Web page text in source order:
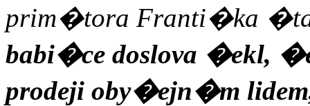
prim�tora Franti�ka
babi�ce doslova �ekl,
prodeji oby�ejn�m